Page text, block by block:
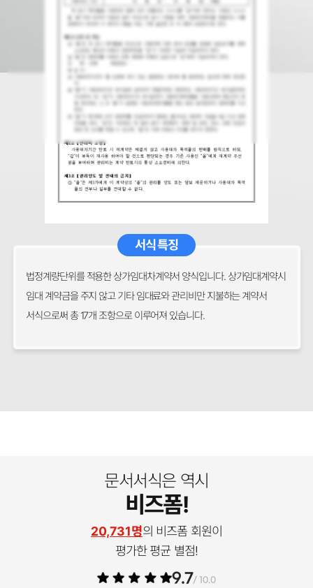
서식 특징
법정계량단위를 적용한 상가임대차계약서 양식입니다. 상가임대계약시
임대 계약금을 주지 않고 기타 임대료와 관리비만 지불하는 계약서
서식으로써 총 17개 조항으로 이루어져 있습니다.
문서서식은 역시
비즈폼!
20,731명의 비즈폼 회원이
평가한 평균 별점!
9.7/ 10.0